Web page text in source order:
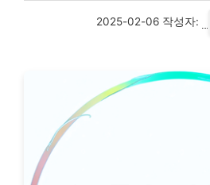
2025-02-06 작성자: